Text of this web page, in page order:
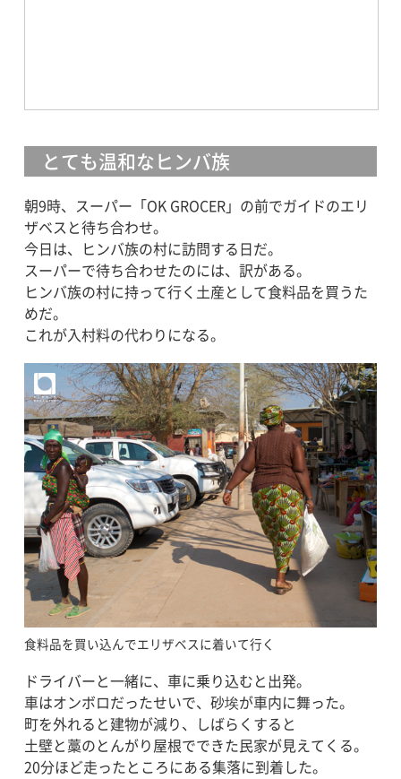
とても温和なヒンバ族
朝9時、スーパー「OK GROCER」の前でガイドのエリ
ザベスと待ち合わせ。
今日は、ヒンバ族の村に訪問する日だ。
スーパーで待ち合わせたのには、訳がある。
ヒンバ族の村に持って行く土産として食料品を買うた
めだ。
これが入村料の代わりになる。
食料品を買い込んでエリザベスに着いて行く
ドライバーと一緒に、車に乗り込むと出発。
車はオンボロだったせいで、砂埃が車内に舞った。
町を外れると建物が減り、しばらくすると
土壁と藁のとんがり屋根でできた民家が見えてくる。
20分ほど走ったところにある集落に到着した。